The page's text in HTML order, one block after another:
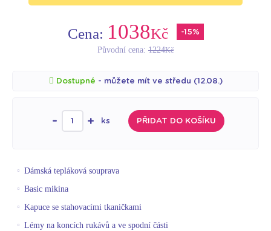
Cena: 1038Kč -15%
Původní cena: 1224Kč
Dostupné - můžete mít ve středu (12.08.)
- + ks PŘIDAT DO KOŠÍKU
Dámská tepláková souprava
Basic mikina
Kapuce se stahovacími tkaničkami
Lémy na koncích rukávů a ve spodní části